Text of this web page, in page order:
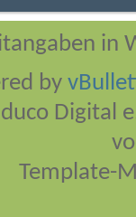
in
by
Digital
Template-